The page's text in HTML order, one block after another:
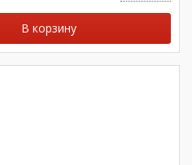
В корзину